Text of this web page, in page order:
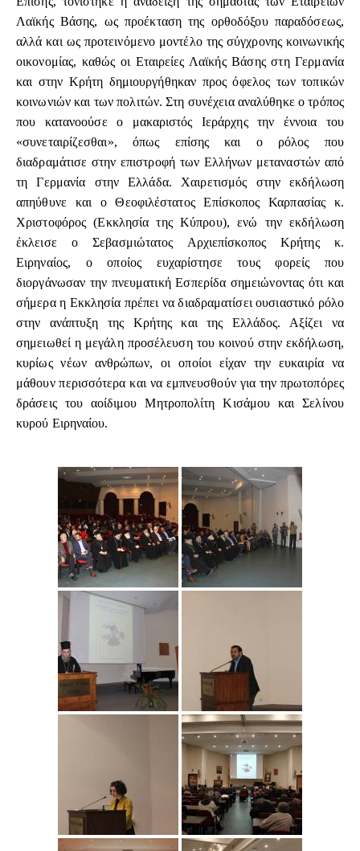
Λαϊκής Βάσης, ως προέκταση της ορθοδόξου παραδόσεως,
αλλά και ως προτεινόμενο μοντέλο της σύγχρονης κοινωνικής
οικονομίας, καθώς οι Εταιρείες Λαϊκής Βάσης στη Γερμανία
και στην Κρήτη δημιουργήθηκαν προς όφελος των τοπικών
κοινωνιών και των πολιτών. Στη συνέχεια αναλύθηκε ο τρόπος
που κατανοούσε ο μακαριστός Ιεράρχης την έννοια του
«συνεταιρίζεσθαι», όπως επίσης και ο ρόλος που
διαδραμάτισε στην επιστροφή των Ελλήνων μεταναστών από
τη Γερμανία στην Ελλάδα. Χαιρετισμός στην εκδήλωση
απηύθυνε και ο Θεοφιλέστατος Επίσκοπος Καρπασίας κ.
Χριστοφόρος (Εκκλησία της Κύπρου), ενώ την εκδήλωση
έκλεισε ο Σεβασμιώτατος Αρχιεπίσκοπος Κρήτης κ.
Ειρηναίος, ο οποίος ευχαρίστησε τους φορείς που
διοργάνωσαν την πνευματική Εσπερίδα σημειώνοντας ότι και
σήμερα η Εκκλησία πρέπει να διαδραματίσει ουσιαστικό ρόλο
στην ανάπτυξη της Κρήτης και της Ελλάδος. Αξίζει να
σημειωθεί η μεγάλη προσέλευση του κοινού στην εκδήλωση,
κυρίως νέων ανθρώπων, οι οποίοι είχαν την ευκαιρία να
μάθουν περισσότερα και να εμπνευσθούν για την πρωτοπόρες
δράσεις του αοίδιμου Μητροπολίτη Κισάμου και Σελίνου
κυρού Ειρηναίου.